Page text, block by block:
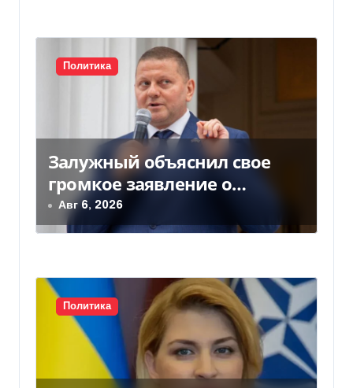
с
я Политика
Залужный объяснил свое
громкое заявление о
вступлении Украины в НАТО
Авг 6, 2026
Политика